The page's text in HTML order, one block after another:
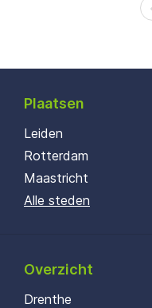
Plaatsen
Leiden
Rotterdam
Maastricht
Alle steden
Overzicht
Drenthe